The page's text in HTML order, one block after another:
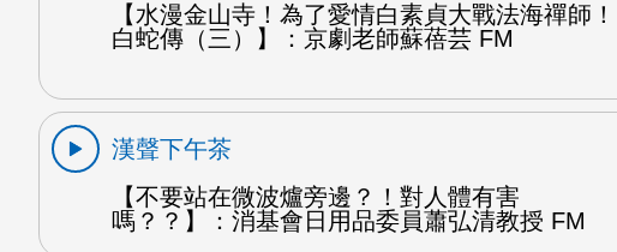
【水漫金山寺！為了愛情白素貞大戰法海禪師！
白蛇傳（三）】：京劇老師蘇蓓芸 FM
漢聲下午茶
【不要站在微波爐旁邊？！對人體有害
嗎？？】：消基會日用品委員蕭弘清教授 FM